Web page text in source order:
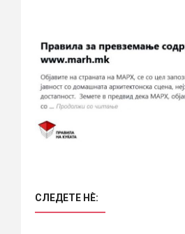
СЛЕДЕТЕ НÈ: